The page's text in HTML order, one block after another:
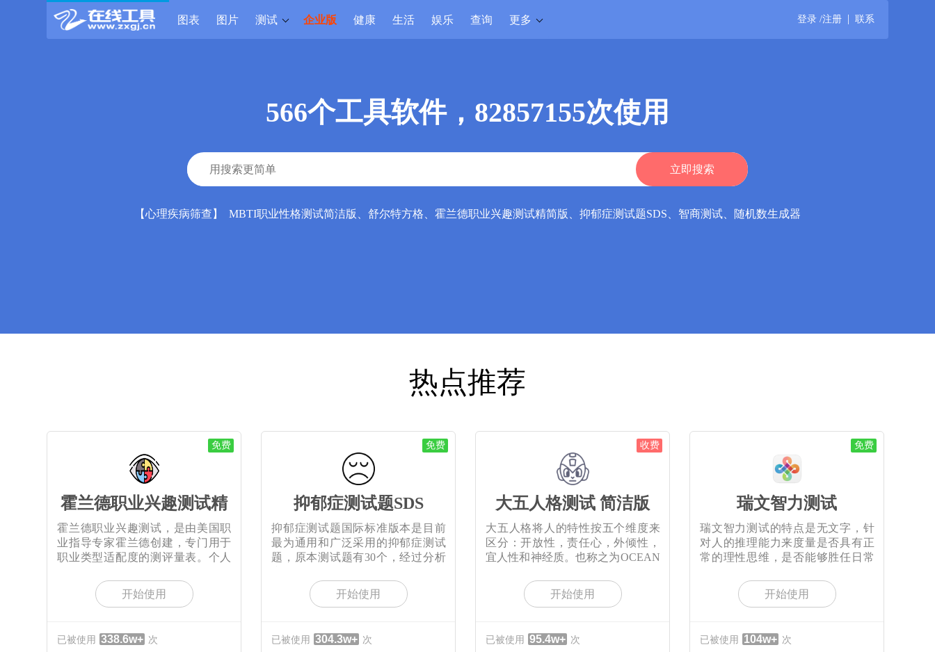
图表 图片 测试 企业版 健康 生活 娱乐 查询 更多 登录 /注册| 联系
566个工具软件，82857155次使用
【心理疾病筛查 】 MBTI职业性格测试简洁版 舒尔特方格 霍兰德职业兴趣测试精简版 抑郁症测试题SDS 智商测试 随机数生成器
热点推荐
免费
霍兰德职业兴趣测试精
霍兰德职业兴趣测试，是由美国职
业指导专家霍兰德创建，专门用于
职业类型适配度的测评量表。个人
开始使用
已被使用 338.6w+ 次
免费
抑郁症测试题SDS
抑郁症测试题国际标准版本是目前
最为通用和广泛采用的抑郁症测试
题，原本测试题有30个，经过分析
开始使用
已被使用 304.3w+ 次
收费
大五人格测试 简洁版
大五人格将人的特性按五个维度来
区分：开放性，责任心，外倾性，
宜人性和神经质。也称之为OCEAN
开始使用
已被使用 95.4w+ 次
免费
瑞文智力测试
瑞文智力测试的特点是无文字，针
对人的推理能力来度量是否具有正
常的理性思维，是否能够胜任日常
开始使用
已被使用 104w+ 次